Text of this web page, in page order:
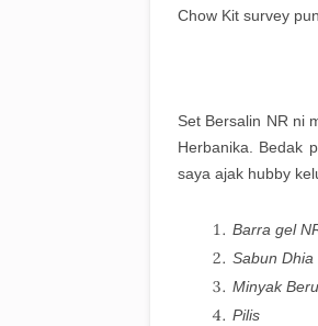
Chow Kit survey
Set Bersalin NR ni
Herbanika. Bedak
saya ajak hubby
Barra gel
Sabun
Minyak
Pilis